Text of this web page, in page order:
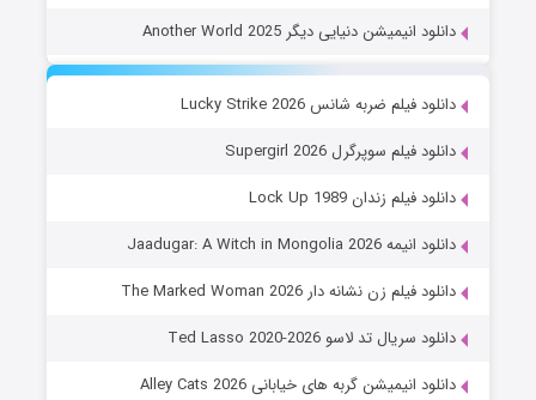
دانلود انیمیشن دنیایی دیگر Another World 2025
دانلود فیلم ضربه شانس Lucky Strike 2026
دانلود فیلم سوپرگرل Supergirl 2026
دانلود فیلم زندان Lock Up 1989
دانلود انیمه Jaadugar: A Witch in Mongolia 2026
دانلود فیلم زن نشانه دار The Marked Woman 2026
دانلود سریال تد لاسو Ted Lasso 2020-2026
دانلود انیمیشن گربه های خیابانی Alley Cats 2026